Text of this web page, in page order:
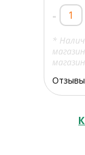
-
*